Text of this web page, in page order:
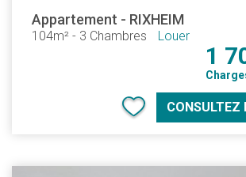
Appartement - RIXHEIM
104m² - 3 Chambres Louer
1
CONSULTEZ